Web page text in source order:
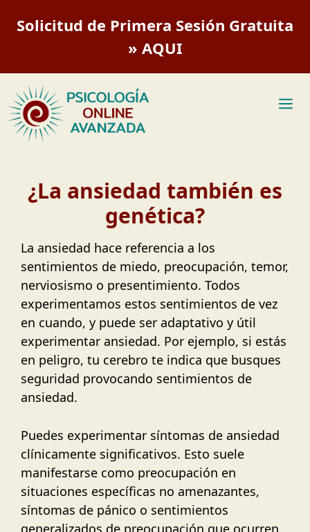
Solicitud de Primera Sesión Gratuita
» AQUI
¿La ansiedad también es
genética?
La ansiedad hace referencia a los
sentimientos de miedo, preocupación, temor,
nerviosismo o presentimiento. Todos
experimentamos estos sentimientos de vez
en cuando, y puede ser adaptativo y útil
experimentar ansiedad. Por ejemplo, si estás
en peligro, tu cerebro te indica que busques
seguridad provocando sentimientos de
ansiedad.
Puedes experimentar síntomas de ansiedad
clínicamente significativos. Esto suele
manifestarse como preocupación en
situaciones específicas no amenazantes,
síntomas de pánico o sentimientos